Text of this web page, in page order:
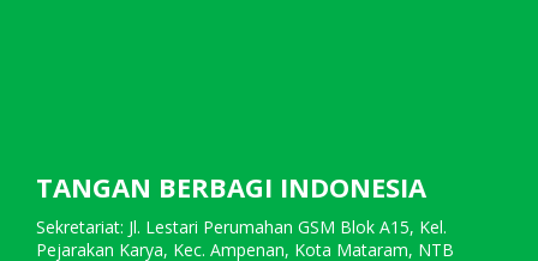
TANGAN BERBAGI INDONESIA
Sekretariat: Jl. Lestari Perumahan GSM Blok A15, Kel.
Pejarakan Karya, Kec. Ampenan, Kota Mataram, NTB